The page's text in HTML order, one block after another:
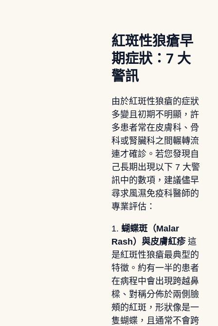
紅斑性狼瘡早
期症狀：7 大
警訊
由於紅斑性狼瘡的症狀
多變且初期不明顯，許
多患者常在皮膚科、骨
科或腎臟科之間輾轉流
連才確診。若您發現自
己長期出現以下 7 大警
訊中的數項，建議儘早
尋求風濕免疫科醫師的
專業評估：
1. 蝴蝶斑（Malar
Rash）與皮膚紅疹這
是紅斑性狼瘡最典型的
特徵。約有一半的患者
在病程中會出現跨越鼻
樑、對稱分佈於兩側臉
頰的紅斑，形狀像是一
隻蝴蝶，且通常不會跨